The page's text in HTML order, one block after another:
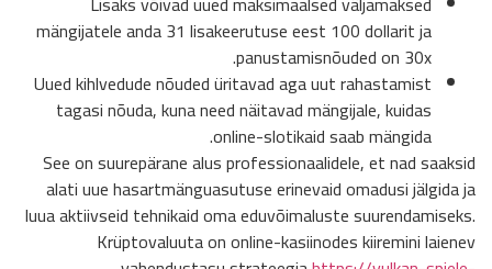
mängijatele anda 31 lisakeerutuse eest 100 dollarit ja
panustamisnõuded on 30x.
Uued kihlvedude nõuded üritavad aga uut rahastamist
tagasi nõuda, kuna need näitavad mängijale, kuidas
online-slotikaid saab mängida.
See on suurepärane alus professionaalidele, et nad saaksid
alati uue hasartmänguasutuse erinevaid omadusi jälgida ja
luua aktiivseid tehnikaid oma eduvõimaluste suurendamiseks.
Krüptovaluuta on online-kasiinodes kiiremini laienev